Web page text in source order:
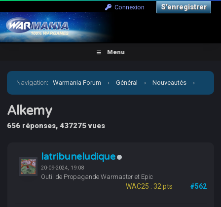
Connexion S’enregistrer
Menu
Navigation:Warmania Forum › Général › Nouveautés ›
Alkemy
Alkemy
656 réponses, 437275 vues
latribuneludique
20-09-2024, 19:08
Outil de Propagande Warmaster et Epic
WAC25 : 32 pts #562